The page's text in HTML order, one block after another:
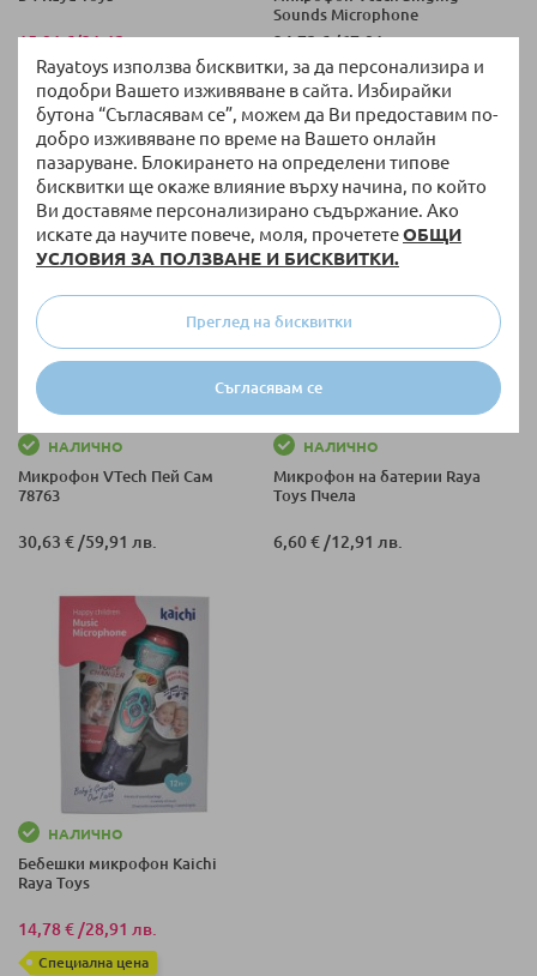
Rayatoys използва бисквитки, за да персонализира и
подобри Вашето изживяване в сайта. Избирайки
бутона “Съгласявам се”, можем да Ви предоставим по-
добро изживяване по време на Вашето онлайн
пазаруване. Блокирането на определени типове
бисквитки ще окаже влияние върху начина, по който
Ви доставяме персонализирано съдържание. Ако
искате да научите повече, моля, прочететеОБЩИ
УСЛОВИЯ ЗА ПОЛЗВАНЕ И БИСКВИТКИ.
Съгласявам се
Преглед на бисквитки
15,91 €/31,12 лв.
Специална цена
Sounds Microphone
34,72 €/67,91 лв.
НАЛИЧНО
Микрофон VTech Пей Сам
78763
30,63 € /59,91 лв.
НАЛИЧНО
Микрофон на батерии Raya
Toys Пчела
6,60 € /12,91 лв.
НАЛИЧНО
Бебешки микрофон Kaichi
Raya Toys
14,78 € /28,91 лв.
Специална цена